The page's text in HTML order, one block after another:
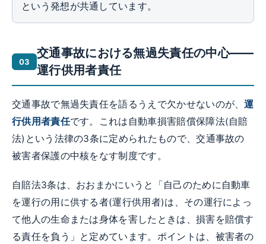
という発想が共通しています。
交通事故における無過失責任の中心——
運行供用者責任
交通事故で無過失責任を語るうえで欠かせないのが、運
行供用者責任です。これは自動車損害賠償保障法(自賠
法)という法律の3条に定められたもので、交通事故の
被害者保護の中核をなす制度です。
自賠法3条は、おおまかにいうと「自己のために自動車
を運行の用に供する者(運行供用者)は、その運行によっ
て他人の生命または身体を害したときは、損害を賠償す
る責任を負う」と定めています。ポイントは、被害者の